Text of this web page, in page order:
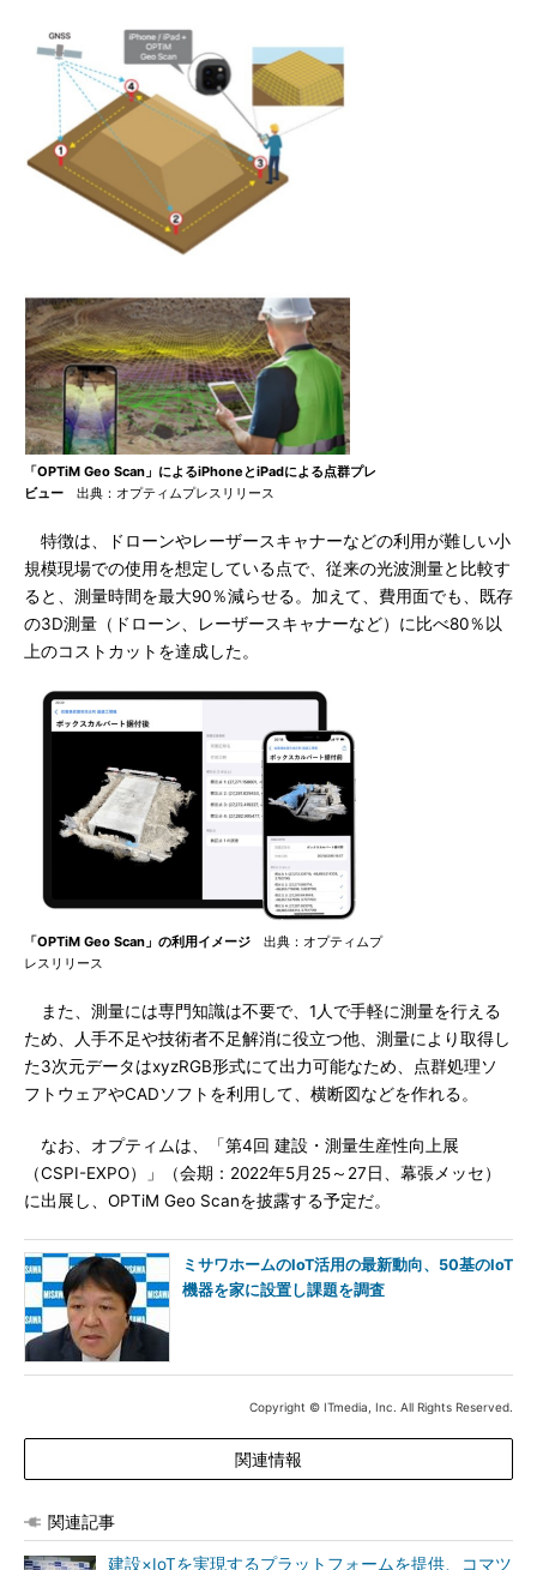
「OPTiM Geo Scan」によるiPhoneとiPadによる点群プレ
ビュー 出典：オプティムプレスリリース
特徴は、ドローンやレーザースキャナーなどの利用が難しい小
規模現場での使用を想定している点で、従来の光波測量と比較す
ると、測量時間を最大90％減らせる。加えて、費用面でも、既存
の3D測量（ドローン、レーザースキャナーなど）に比べ80％以
上のコストカットを達成した。
「OPTiM Geo Scan」の利用イメージ 出典：オプティムプ
レスリリース
また、測量には専門知識は不要で、1人で手軽に測量を行える
ため、人手不足や技術者不足解消に役立つ他、測量により取得し
た3次元データはxyzRGB形式にて出力可能なため、点群処理ソ
フトウェアやCADソフトを利用して、横断図などを作れる。
なお、オプティムは、「第4回 建設・測量生産性向上展
（CSPI-EXPO）」（会期：2022年5月25～27日、幕張メッセ）
に出展し、OPTiM Geo Scanを披露する予定だ。
ミサワホームのIoT活用の最新動向、50基のIoT
機器を家に設置し課題を調査
Copyright © ITmedia, Inc. All Rights Reserved.
関連情報
関連記事
建設×IoTを実現するプラットフォームを提供、コマツ